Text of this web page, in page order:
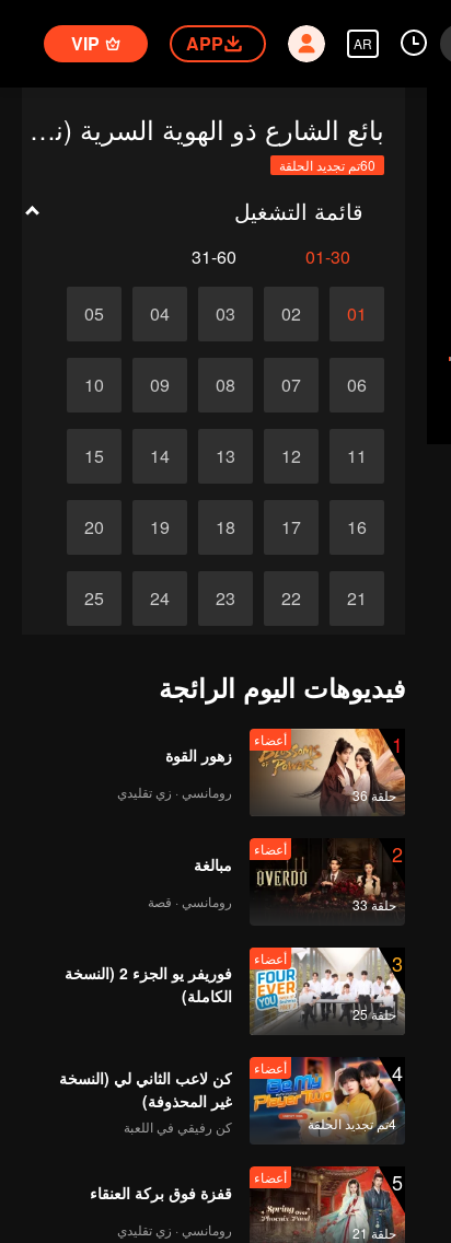
AR
APP
VIP
بائع الشارع ذو الهوية السرية (نسخة TCN)
60تم تجديد الحلقة
قائمة التشغيل
01-30
31-60
01
02
03
04
05
06
07
08
09
10
11
12
13
14
15
16
17
18
19
20
21
22
23
24
25
فيديوهات اليوم الرائجة
1
حلقة 36
أعضاء
زهور القوة
رومانسي · زي تقليدي
2
حلقة 33
أعضاء
مبالغة
رومانسي · قصة
3
حلقة 25
أعضاء
فوريفر يو الجزء 2 (النسخة
الكاملة)
4
4تم تجديد الحلقة
أعضاء
كن لاعب الثاني لي (النسخة
غير المحذوفة)
كن رفيقي في اللعبة
5
حلقة 21
أعضاء
قفزة فوق بركة العنقاء
رومانسي · زي تقليدي